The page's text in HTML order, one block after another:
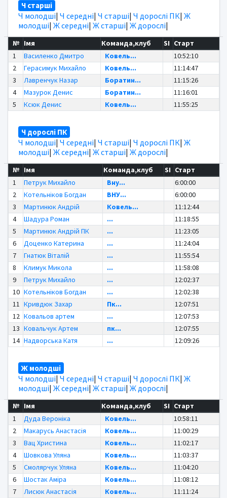
Ч старші
Ч молодші| Ч середні| Ч старші| Ч дорослі ПК| Ж
молодші| Ж середні| Ж старші| Ж дорослі|
№ Імя Команда,клуб SI Старт
1
Василенко Дмитро Ковель...
10:52:10
2
Герасимук Михайло Ковель...
11:14:47
3
Лавренчук Назар Боратин...
11:15:26
4
Мазурок Денис Боратин...
11:16:01
5
Ксюк Денис Ковель... 11:55:25
Ч дорослі ПК
Ч молодші| Ч середні| Ч старші| Ч дорослі ПК| Ж
молодші| Ж середні| Ж старші| Ж дорослі|
№ Імя Команда,клуб SI Старт
1
Петрук Михайло Вну...
6:00:00
2
Котельніков Богдан ВНУ...
6:00:00
3
Мартинюк Андрій Ковель...
11:12:44
4
Шадура Роман ...
11:18:55
5
Мартинюк Андрій ПК ...
11:23:05
6
Доценко Катерина ...
11:24:04
7
Гнатюк Віталій ...
11:55:54
8
Климук Микола ...
11:58:08
9
Петрук Михайло ...
12:02:37
10 Котельніков Богдан ...
12:02:38
11 Кривдюк Захар Пк...
12:07:51
12 Ковальов артем ...
12:07:53
13 Ковальчук Артем пк...
12:07:55
14 Надворська Катя ... 12:09:26
Ж молодші
Ч молодші| Ч середні| Ч старші| Ч дорослі ПК| Ж
молодші| Ж середні| Ж старші| Ж дорослі|
№ Імя Команда,клуб SI Старт
1
Дуда Вероніка Ковель...
10:58:11
2
Макарусь Анастасія Ковель...
11:00:29
3
Вац Христина Ковель...
11:02:17
4
Шовкова Уляна Ковель...
11:03:37
5
Смолярчук Уляна Ковель...
11:04:20
6
Шостак Аміра Ковель...
11:08:12
7
Лисюк Анастасія Ковель...
11:11:24